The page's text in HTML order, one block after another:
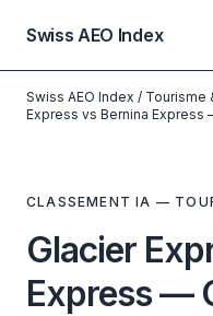
Swiss AEO Index
Swiss AEO Index / Tourisme
Express vs Bernina Express
CLASSEMENT IA —
Glacier
Express —